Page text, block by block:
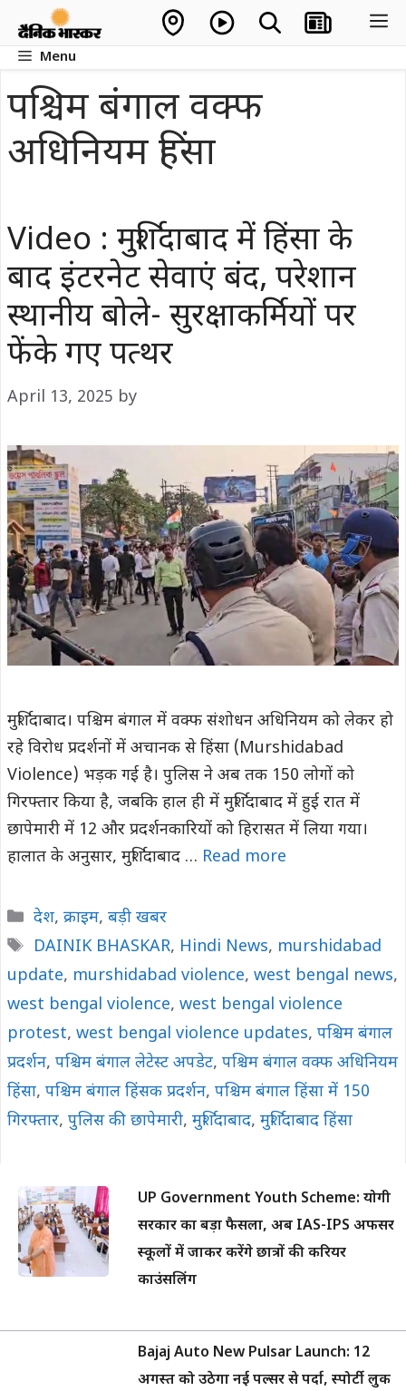
contentMenu
पश्चिम बंगाल वक्फ
अधिनियम हिंसा
Video : मुर्शिदाबाद में हिंसा के
बाद इंटरनेट सेवाएं बंद, परेशान
स्थानीय बोले- सुरक्षाकर्मियों पर
फेंके गए पत्थर
April 13, 2025 by
मुर्शिदाबाद। पश्चिम बंगाल में वक्फ संशोधन अधिनियम को लेकर हो
रहे विरोध प्रदर्शनों में अचानक से हिंसा (Murshidabad
Violence) भड़क गई है। पुलिस ने अब तक 150 लोगों को
गिरफ्तार किया है, जबकि हाल ही में मुर्शिदाबाद में हुई रात में
छापेमारी में 12 और प्रदर्शनकारियों को हिरासत में लिया गया।
हालात के अनुसार, मुर्शिदाबाद … Read more
Categories
देश, क्राइम, बड़ी खबर
Tags
DAINIK BHASKAR, Hindi News, murshidabad
update, murshidabad violence, west bengal news,
west bengal violence, west bengal violence
protest, west bengal violence updates, पश्चिम बंगाल
प्रदर्शन, पश्चिम बंगाल लेटेस्ट अपडेट, पश्चिम बंगाल वक्फ अधिनियम
हिंसा, पश्चिम बंगाल हिंसक प्रदर्शन, पश्चिम बंगाल हिंसा में 150
गिरफ्तार, पुलिस की छापेमारी, मुर्शिदाबाद, मुर्शिदाबाद हिंसा
UP Government Youth Scheme: योगी
सरकार का बड़ा फैसला, अब IAS-IPS अफसर
स्कूलों में जाकर करेंगे छात्रों की करियर
काउंसलिंग
Bajaj Auto New Pulsar Launch: 12
अगस्त को उठेगा नई पल्सर से पर्दा, स्पोर्टी लुक